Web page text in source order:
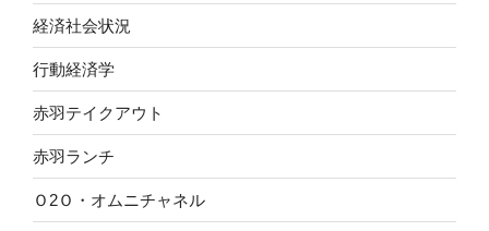
経済社会状況
行動経済学
赤羽テイクアウト
赤羽ランチ
Ｏ2Ｏ・オムニチャネル